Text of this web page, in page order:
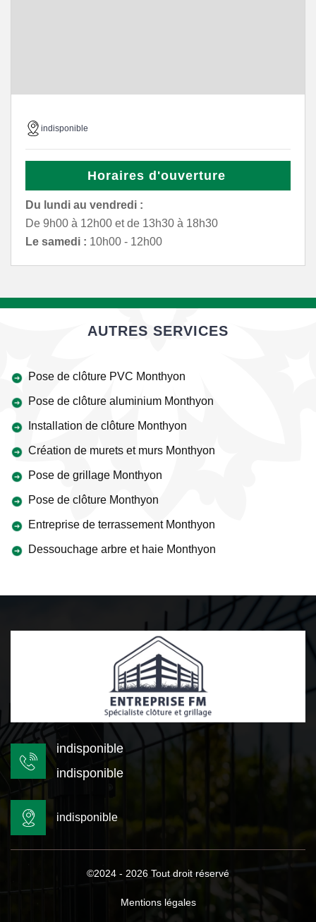
indisponible
Horaires d'ouverture
Du lundi au vendredi :
De 9h00 à 12h00 et de 13h30 à 18h30
Le samedi : 10h00 - 12h00
AUTRES SERVICES
Pose de clôture PVC Monthyon
Pose de clôture aluminium Monthyon
Installation de clôture Monthyon
Création de murets et murs Monthyon
Pose de grillage Monthyon
Pose de clôture Monthyon
Entreprise de terrassement Monthyon
Dessouchage arbre et haie Monthyon
indisponible
indisponible
indisponible
©2024 - 2026 Tout droit réservé
Mentions légales